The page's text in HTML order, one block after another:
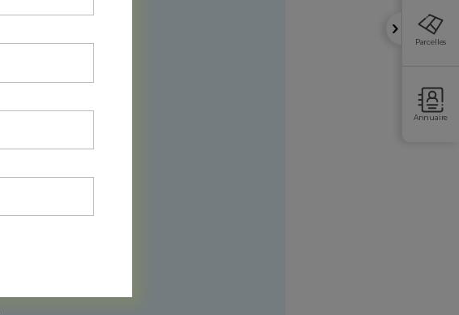
Parcelles
Annuaire